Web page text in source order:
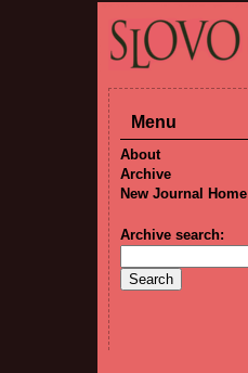
Menu
About
Archive
New Journal Home
Archive search: